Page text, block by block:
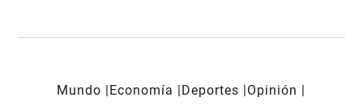
Mundo Economía Deportes
Opinión